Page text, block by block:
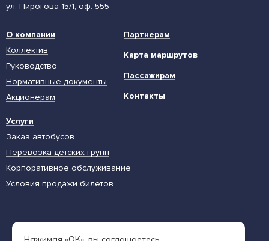
ул. Пирогова 15/1, оф. 555
О компании
Коллектив
Руководство
Нормативные документы
Акционерам
Услуги
Заказ автобусов
Перевозка детских групп
Корпоративное обслуживание
Условия продажи билетов
Партнерам
Карта маршрутов
Пассажирам
Контакты